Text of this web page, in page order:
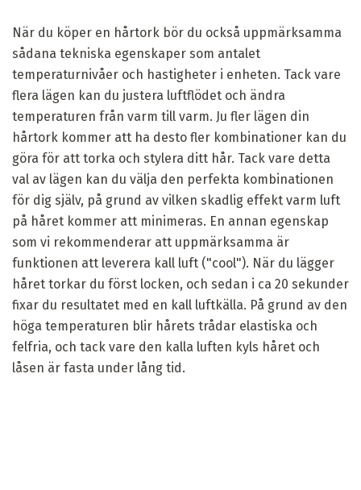
När du köper en hårtork bör du också uppmärksamma
sådana tekniska egenskaper som antalet
temperaturnivåer och hastigheter i enheten. Tack vare
flera lägen kan du justera luftflödet och ändra
temperaturen från varm till varm. Ju fler lägen din
hårtork kommer att ha desto fler kombinationer kan du
göra för att torka och stylera ditt hår. Tack vare detta
val av lägen kan du välja den perfekta kombinationen
för dig själv, på grund av vilken skadlig effekt varm luft
på håret kommer att minimeras. En annan egenskap
som vi rekommenderar att uppmärksamma är
funktionen att leverera kall luft ("cool"). När du lägger
håret torkar du först locken, och sedan i ca 20 sekunder
fixar du resultatet med en kall luftkälla. På grund av den
höga temperaturen blir hårets trådar elastiska och
felfria, och tack vare den kalla luften kyls håret och
låsen är fasta under lång tid.